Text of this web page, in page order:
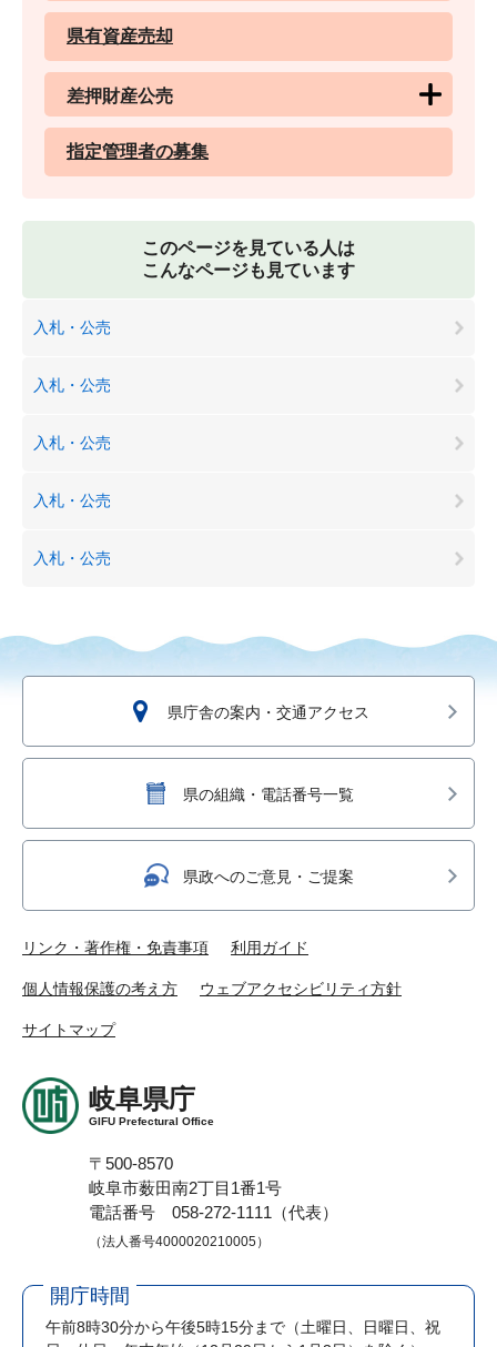
県有資産売却
差押財産公売
指定管理者の募集
このページを見ている人は
こんなページも見ています
入札・公売
入札・公売
入札・公売
入札・公売
入札・公売
県庁舎の案内・交通アクセス
県の組織・電話番号一覧
県政へのご意見・ご提案
リンク・著作権・免責事項 利用ガイド
個人情報保護の考え方 ウェブアクセシビリティ方針
サイトマップ
岐阜県庁
GIFU Prefectural Office
〒500-8570
岐阜市薮田南2丁目1番1号
電話番号 058-272-1111（代表）
（法人番号4000020210005）
開庁時間
午前8時30分から午後5時15分まで （土曜日、日曜日、祝